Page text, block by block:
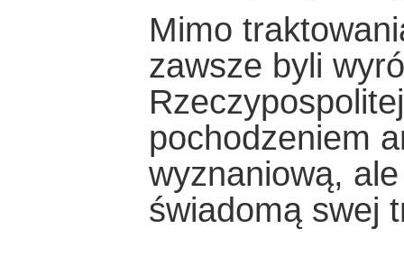
Mimo
zawsze byli
pochodzeniem
wyznaniową,
świadomą swej